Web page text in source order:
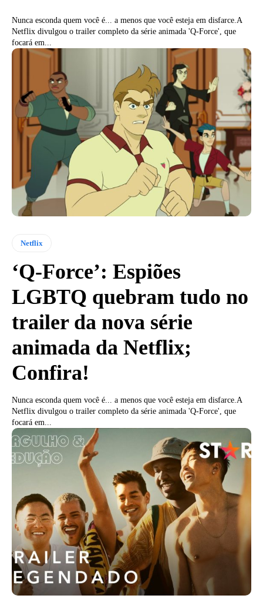
Nunca esconda quem você é... a menos que você esteja em disfarce.A
Netflix divulgou o trailer completo da série animada 'Q-Force', que
focará em...
Netflix
‘Q-Force’: Espiões
LGBTQ quebram tudo no
trailer da nova série
animada da Netflix;
Confira!
Nunca esconda quem você é... a menos que você esteja em disfarce.A
Netflix divulgou o trailer completo da série animada 'Q-Force', que
focará em...